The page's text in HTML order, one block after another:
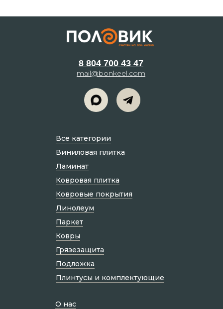
8 804 700 43 47
mail@bonkeel.com
О нас
Все категории
Виниловая плитка
Ламинат
Ковровая плитка
Ковровые покрытия
Линолеум
Паркет
Ковры
Грязезащита
Подложка
Плинтусы и комплектующие